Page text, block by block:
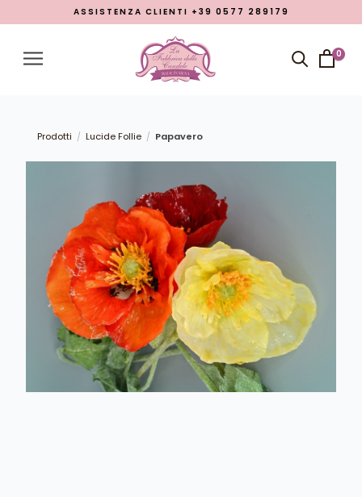
Account
Chi siamo
Promozione Pasqua 2026
LINGUA
italiano
inglese
ASSISTENZA CLIENTI +39 0577 289179
0
Prodotti / Lucide Follie / Papavero